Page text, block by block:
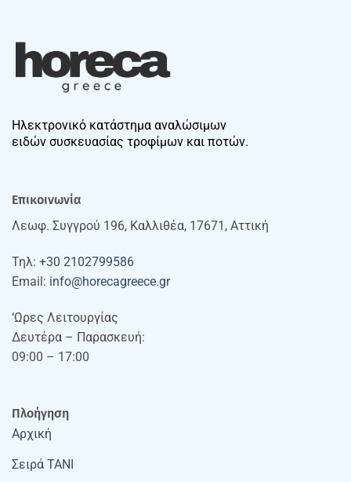
Ηλεκτρονικό κατάστημα αναλώσιμων
ειδών συσκευασίας τροφίμων και ποτών.
Επικοινωνία
Λεωφ. Συγγρού 196, Καλλιθέα, 17671, Αττική
Τηλ: +30 2102799586
Email: info@horecagreece.gr
‘Ωρες Λειτουργίας
Δευτέρα – Παρασκευή:
09:00 – 17:00
Πλοήγηση
Αρχική
Σειρά TANI